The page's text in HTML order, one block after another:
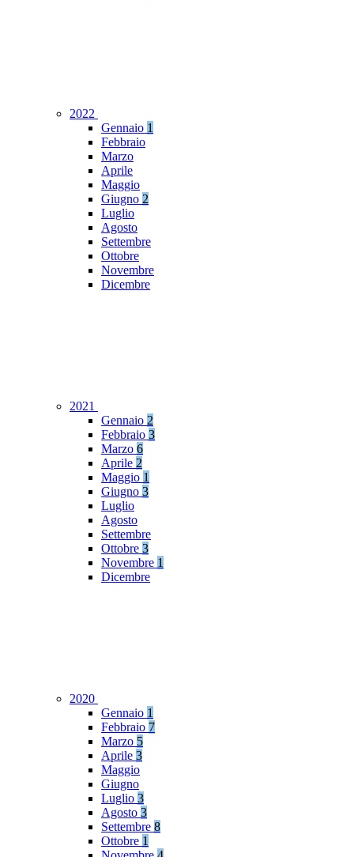
2022
Gennaio 1
Febbraio
Marzo
Aprile
Maggio
Giugno 2
Luglio
Agosto
Settembre
Ottobre
Novembre
Dicembre
2021
Gennaio 2
Febbraio 3
Marzo 6
Aprile 2
Maggio 1
Giugno 3
Luglio
Agosto
Settembre
Ottobre 3
Novembre 1
Dicembre
2020
Gennaio 1
Febbraio 7
Marzo 5
Aprile 3
Maggio
Giugno
Luglio 3
Agosto 3
Settembre 8
Ottobre 1